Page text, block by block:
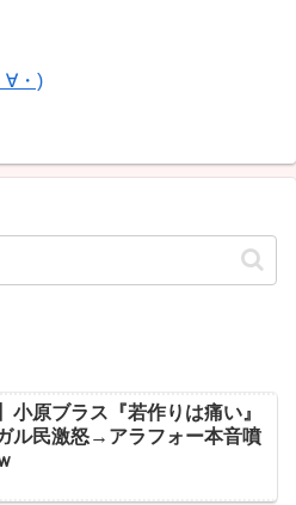
∀・)
小原ブラス『若作りは痛い』
ル民激怒→アラフォー本音噴